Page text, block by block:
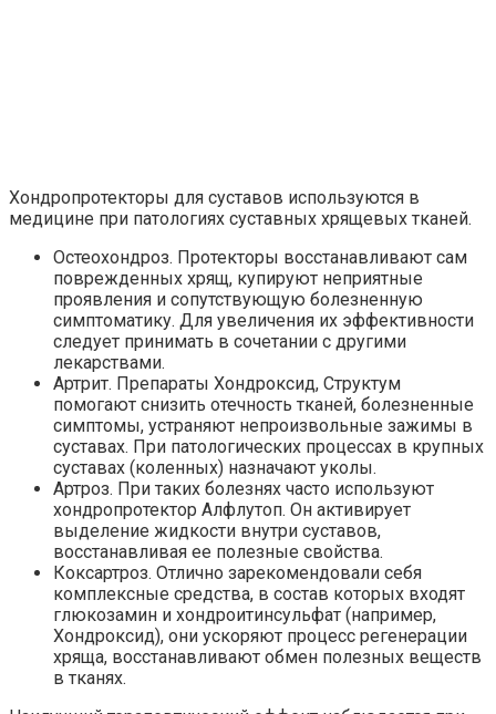
Хондропротекторы для суставов используются в
медицине при патологиях суставных хрящевых тканей.
Остеохондроз. Протекторы восстанавливают сам
поврежденных хрящ, купируют неприятные
проявления и сопутствующую болезненную
симптоматику. Для увеличения их эффективности
следует принимать в сочетании с другими
лекарствами.
Артрит. Препараты Хондроксид, Структум
помогают снизить отечность тканей, болезненные
симптомы, устраняют непроизвольные зажимы в
суставах. При патологических процессах в крупных
суставах (коленных) назначают уколы.
Артроз. При таких болезнях часто используют
хондропротектор Алфлутоп. Он активирует
выделение жидкости внутри суставов,
восстанавливая ее полезные свойства.
Коксартроз. Отлично зарекомендовали себя
комплексные средства, в состав которых входят
глюкозамин и хондроитинсульфат (например,
Хондроксид), они ускоряют процесс регенерации
хряща, восстанавливают обмен полезных веществ
в тканях.